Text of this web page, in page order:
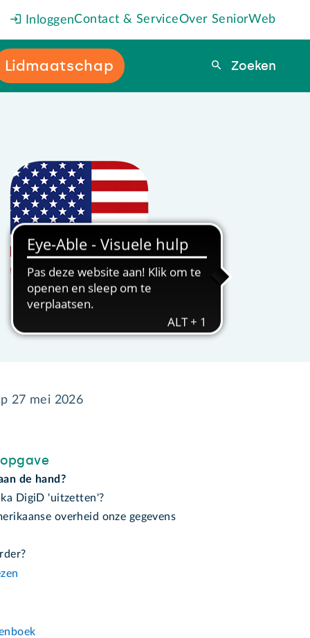
InloggenContact & ServiceOver SeniorWeb
Lidmaatschap Zoeken
Zoeken
27 mei 2026
de hand?
DigiD 'uitzetten'?
overheid onze gegevens